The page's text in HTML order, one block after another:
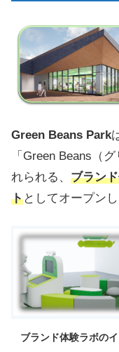
Green Beans Park
「Green Beans（
れられる、 ブラン
トとしてオープンし
ブランド体験ラボの